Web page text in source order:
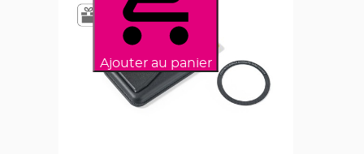
Ajouter au panier